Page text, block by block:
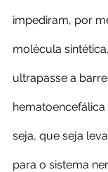
impediram, por
molécula
ultrapasse a
seja, que seja
para o sistema